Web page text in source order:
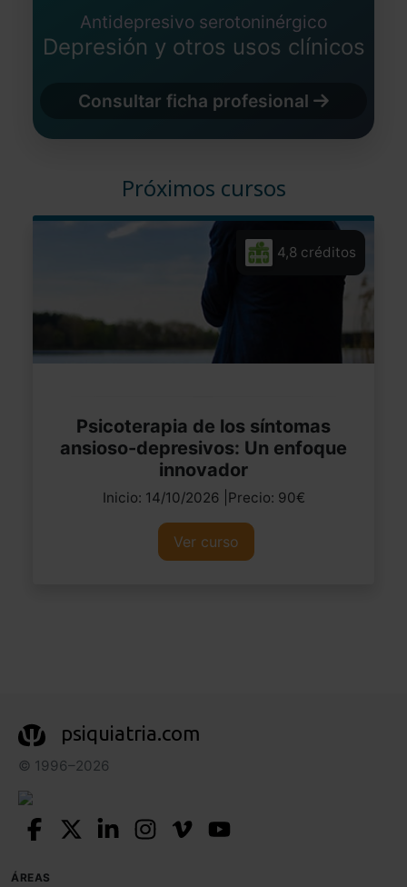
Antidepresivo serotoninérgico
Depresión y otros usos clínicos
Consultar ficha profesional
Próximos cursos
4,8 créditos
Psicoterapia de los síntomas
ansioso-depresivos: Un enfoque
innovador
Inicio: 14/10/2026 |Precio: 90€
Ver curso
psiquiatria.com
© 1996–2026
ÁREAS